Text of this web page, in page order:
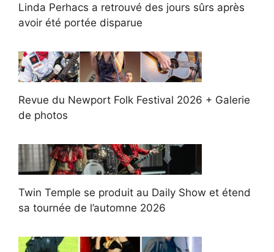
Linda Perhacs a retrouvé des jours sûrs après
avoir été portée disparue
Revue du Newport Folk Festival 2026 + Galerie
de photos
Twin Temple se produit au Daily Show et étend
sa tournée de l’automne 2026